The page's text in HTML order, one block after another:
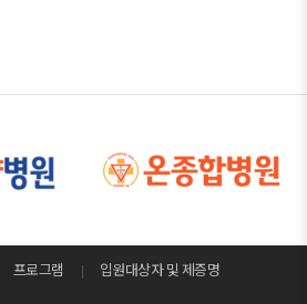
프로그램 입원대상자 및 제증명